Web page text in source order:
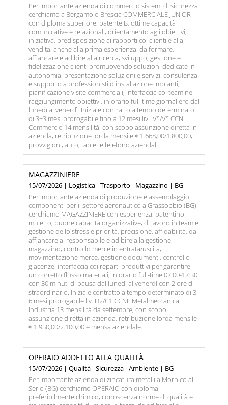
Per importante azienda di commercio sistemi di sicurezza
cerchiamo a Bergamo o Brescia COMMERCIALE JUNIOR
con diploma superiore, patente B, ottime capacità
comunicative e relazionali, orientamento agli obiettivi,
iniziativa, predisposizione ai rapporti coi clienti e alla
vendita, anche alla prima esperienza, da formare,
affiancare e adibire alla ricerca, sviluppo, gestione e
fidelizzazione clienti promuovendo soluzioni dedicate in
autonomia, presentazione soluzioni e servizi, consulenza
e supporto a professionisti d'installazione impianti,
pianificazione visite commerciali, interfaccia col team nel
raggiungimento obiettivi, in orario full-time giornaliero dal
lunedì al venerdì. Iniziale contratto a tempo determinato
di 3+3 mesi prorogabile fino a 12 mesi liv. IV°/V° CCNL
Commercio 14 mensilità, con scopo assunzione diretta in
azienda, retribuzione lorda mensile € 1.668,00/1.800,00,
provvigioni, auto, tablet e telefono aziendali.
MAGAZZINIERE
15/07/2026 | Logistica - Trasporto - Magazzino | BG
Per importante azienda di produzione e assemblaggio
componenti per il settore aeronautico a Grassobbio (BG)
cerchiamo MAGAZZINIERE con esperienza, patentino
muletto, buone capacità organizzative, di lavoro in team e
gestione dello stress e priorità, precisione, affidabilità, da
affiancare al responsabile e adibire alla gestione
magazzino, controllo merce in entrata/uscita,
movimentazione merce, gestione documenti, controllo
giacenze, interfaccia coi reparti produttivi per garantire
un corretto flusso materiali, in orario full-time 07:00-17:30
con 30 minuti di pausa dal lunedì al venerdì con 2 ore di
straordinario. Iniziale contratto a tempo determinato di 3-
6 mesi prorogabile liv. D2/C1 CCNL Metalmeccanica
Industria 13 mensilità da settembre, con scopo
assunzione diretta in azienda, retribuzione lorda mensile
€ 1.950,00/2.100,00 e mensa aziendale.
OPERAIO ADDETTO ALLA QUALITÀ
15/07/2026 | Qualità - Sicurezza - Ambiente | BG
Per importante azienda di zincatura metalli a Mornico al
Serio (BG) cerchiamo OPERAIO con diploma
preferibilmente chimico, conoscenza norme di qualità e